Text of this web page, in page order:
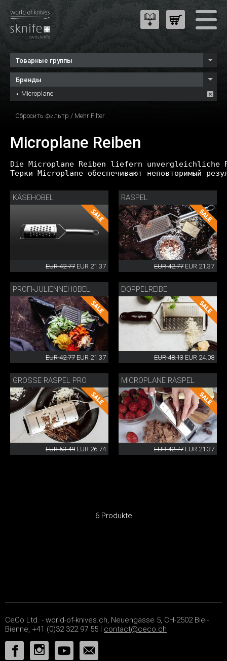
Товарные группы
Бренды
Microplane
Сбросить фильтр / Mehr Filter
Microplane Reiben
Die Microplane Reiben liefern unvergleichliche
Терки Microplane обеспечивают неповторимый
KÄSEHOBEL
EUR 42.77 EUR 21.37
RASPEL
EUR 42.77 EUR 21.37
PROFI-JULIENNEHOBEL
EUR 42.77 EUR 21.37
DOPPELREIBE
EUR 48.13 EUR 24.08
GROSSE RASPEL PRO
EUR 53.49 EUR 26.74
MICROPLANE RASPEL
EUR 42.77 EUR 21.37
6 Produkte
CeCo Ltd. - world-of-knives.ch, Neuengasse 5, CH-2502 Biel-
Bienne, +41 (0)32 322 97 55 | contact@ceco.ch